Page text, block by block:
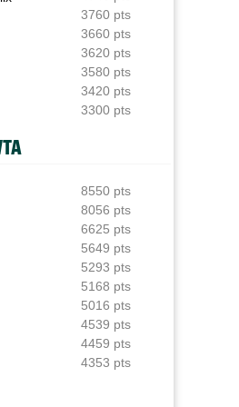
FFT,
JEUNES
Coupe Galéa : l’équipe de France U18
championne d’Europe
la France U14 éliminée
06/08
U18 sacrée
: "J’ai été trop
06/08
Masters 1000 de
3760 pts
3660 pts
3620 pts
3580 pts
3420 pts
3300 pts
8550 pts
8056 pts
6625 pts
5649 pts
5293 pts
5168 pts
5016 pts
4539 pts
4459 pts
4353 pts